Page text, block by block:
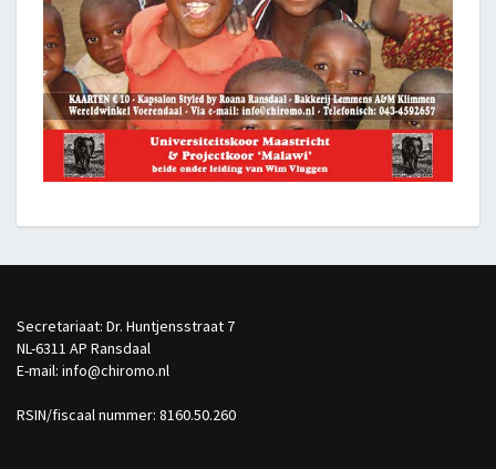
Secretariaat: Dr. Huntjensstraat 7
NL-6311 AP Ransdaal
E-mail: info@chiromo.nl
RSIN/fiscaal nummer: 8160.50.260